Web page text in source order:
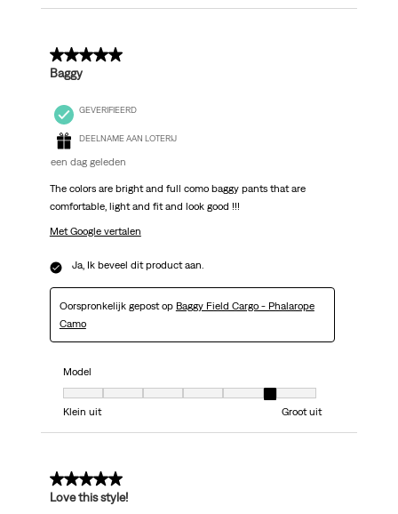
5 van 5 sterren.
Baggy
GEVERIFIEERD
DEELNAME AAN LOTERIJ
een dag geleden
The colors are bright and full como baggy pants that are
comfortable, light and fit and look good !!!
Met Google vertalen
Ja, Ik beveel dit product aan.
Oorspronkelijk gepost op Baggy Field Cargo - Phalarope
Camo
Model
Model, 6 van 7, waarbij 1 gelijk is aan Klein uit en 7 gelijk is aan Groot uit
Klein uit
Groot uit
5 van 5 sterren.
Love this style!